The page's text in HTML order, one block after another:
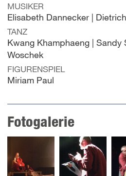
MUSIKER
Elisabeth Dannecker |
TANZ
Kwang Khamphaeng | Sandy
Woschek
FIGURENSPIEL
Miriam Paul
Fotogalerie